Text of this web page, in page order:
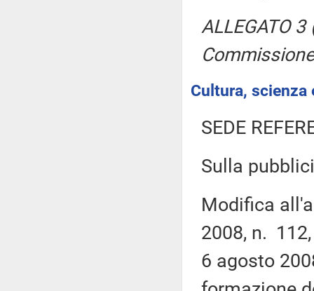
ALLEGATO
Cultura,
SEDE
Sulla
Modifica
2008, n.
6 agosto